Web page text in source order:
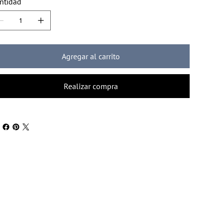
Agregar al carrito
Realizar compra